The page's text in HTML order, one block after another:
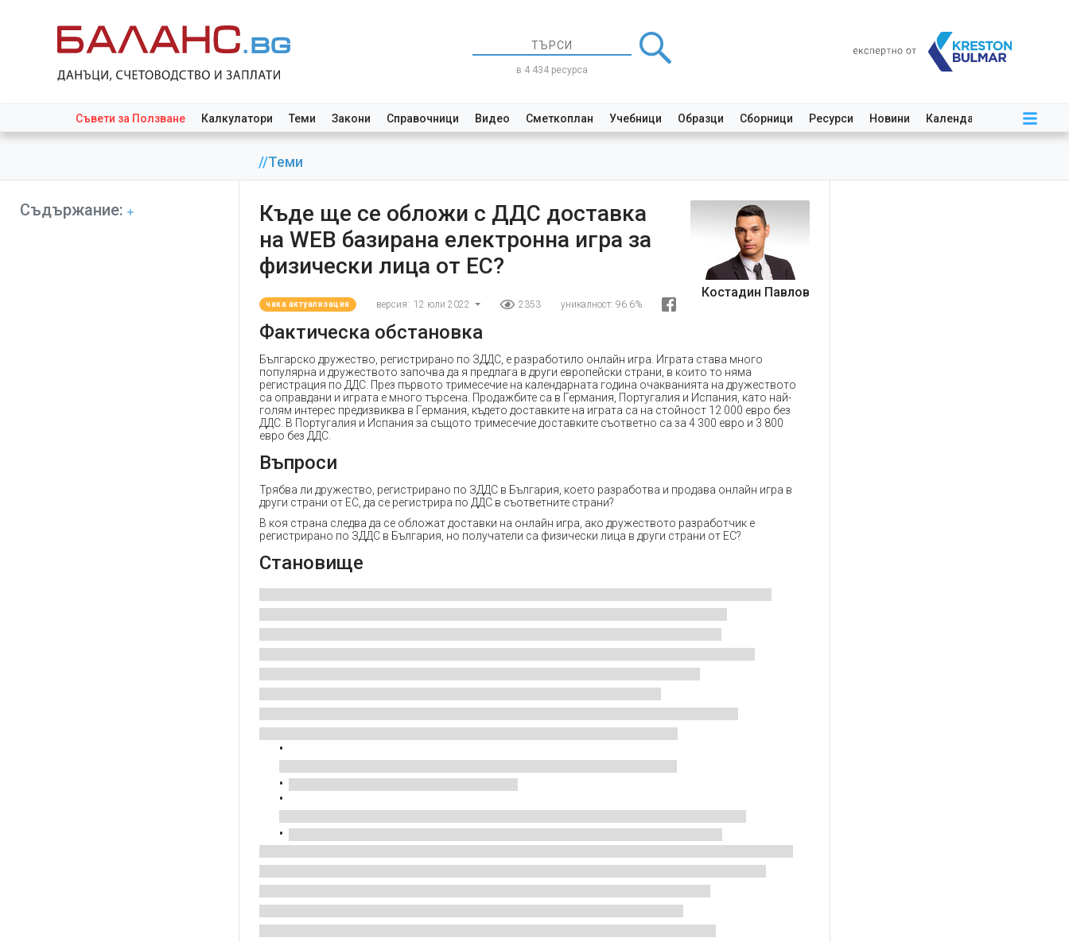
в 4 434 ресурса
Съвети за Ползване Калкулатори Теми Закони Справочници Видео Сметкоплан Учебници Образци Сборници Ресурси Новини Календар
//Теми
Съдържание:
Къде ще се обложи с ДДС доставка
на WEB базирана електронна игра за
физически лица от ЕС?
Костадин Павлов
чака актуализация версия: 12 юли 2022 2353 уникалност: 96.6%
Фактическа обстановка
Българско дружество, регистрирано по ЗДДС, е разработило онлайн игра. Играта става много
популярна и дружеството започва да я предлага в други европейски страни, в които то няма
регистрация по ДДС. През първото тримесечие на календарната година очакванията на дружеството
са оправдани и играта е много търсена. Продажбите са в Германия, Португалия и Испания, като най-
голям интерес предизвиква в Германия, където доставките на играта са на стойност 12 000 евро без
ДДС. В Португалия и Испания за същото тримесечие доставките съответно са за 4 300 евро и 3 800
евро без ДДС.
Въпроси
Трябва ли дружество, регистрирано по ЗДДС в България, което разработва и продава онлайн игра в
други страни от ЕС, да се регистрира по ДДС в съответните страни?
В коя страна следва да се обложат доставки на онлайн игра, ако дружеството разработчик е
регистрирано по ЗДДС в България, но получатели са физически лица в други страни от ЕС?
Становище